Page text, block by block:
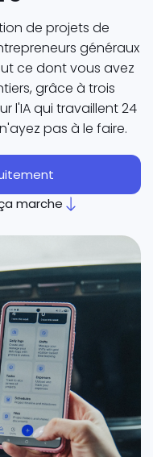
de projets de
généraux
ce dont vous avez
grâce à trois
l'IA qui travaillent 24
pas à le faire.
marche